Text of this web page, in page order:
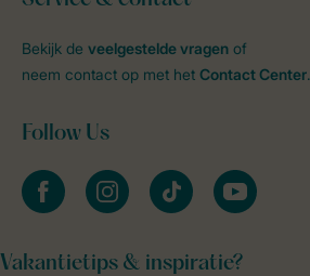
Bekijk de veelgestelde vragen of
neem contact op met het Contact Center.
Follow Us
facebookinstagramtiktok youtube
Vakantietips & inspiratie?